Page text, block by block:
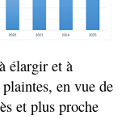
élargir et à
en vue de
et plus proche